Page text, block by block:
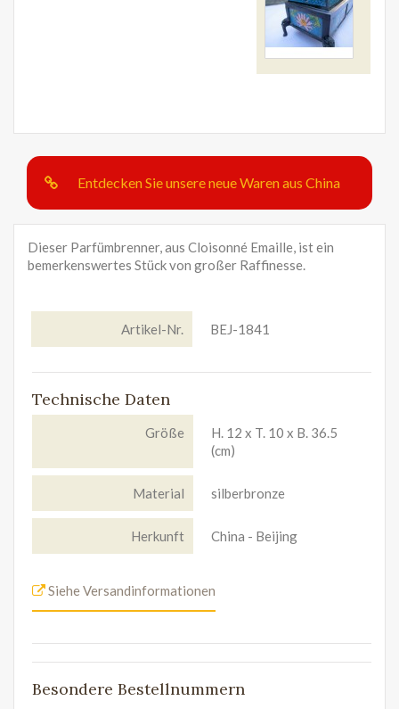
Entdecken Sie unsere neue Waren aus China
Dieser Parfümbrenner, aus Cloisonné Emaille, ist ein
bemerkenswertes Stück von großer Raffinesse.
Artikel-Nr. BEJ-1841
Technische Daten
Größe
H. 12 x T. 10 x B. 36.5
(cm)
Material silberbronze
Herkunft China - Beijing
Siehe Versandinformationen
Besondere Bestellnummern